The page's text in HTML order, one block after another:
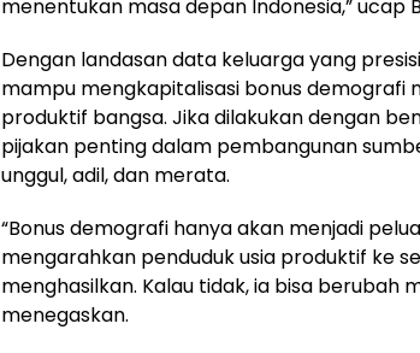
menentukan masa depan Indonesia,” ucap
Dengan landasan data keluarga yang
mampu mengkapitalisasi bonus demografi
produktif bangsa. Jika dilakukan dengan
pijakan penting dalam pembangunan
unggul, adil, dan merata.
“Bonus demografi hanya akan menjadi
mengarahkan penduduk usia produktif ke
menghasilkan. Kalau tidak, ia bisa berubah
menegaskan.